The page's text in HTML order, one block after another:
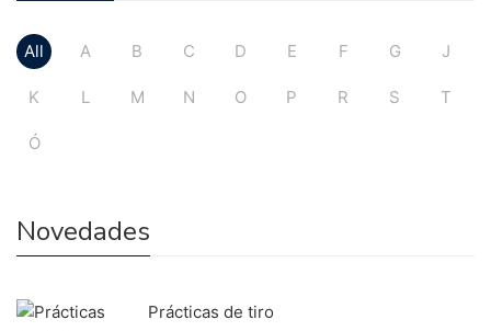
All A B C D E F G J
K L M N O P R S T
Ó
Novedades
Prácticas de tiro